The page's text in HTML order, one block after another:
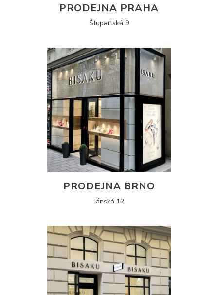
PRODEJNA PRAHA
Štupartská 9
PRODEJNA BRNO
Jánská 12